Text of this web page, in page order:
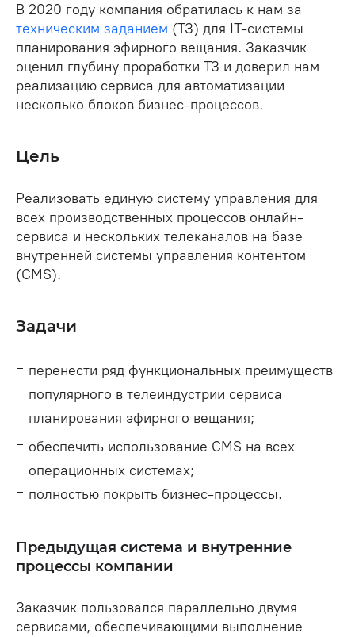
В 2020 году компания обратилась к нам за
техническим заданием (ТЗ) для IT-системы
планирования эфирного вещания. Заказчик
оценил глубину проработки ТЗ и доверил нам
реализацию сервиса для автоматизации
несколько блоков бизнес-процессов.
Цель
Реализовать единую систему управления для
всех производственных процессов онлайн-
сервиса и нескольких телеканалов на базе
внутренней системы управления контентом
(CMS).
Задачи
перенести ряд функциональных преимуществ
популярного в телеиндустрии сервиса
планирования эфирного вещания;
обеспечить использование CMS на всех
операционных системах;
полностью покрыть бизнес-процессы.
Предыдущая система и внутренние
процессы компании
Заказчик пользовался параллельно двумя
сервисами, обеспечивающими выполнение